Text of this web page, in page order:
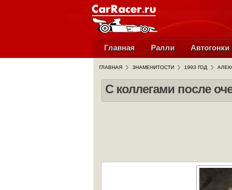
Главная Ралли Автогонки
ГЛАВНАЯ ЗНАМЕНИТОСТИ 1993 ГОД
С коллегами после